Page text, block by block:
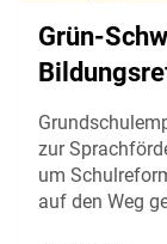
Grün-
zur
um
auf den Weg